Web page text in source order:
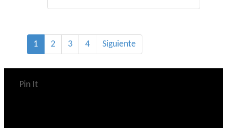
1 2 3 4 Siguiente
Pin It